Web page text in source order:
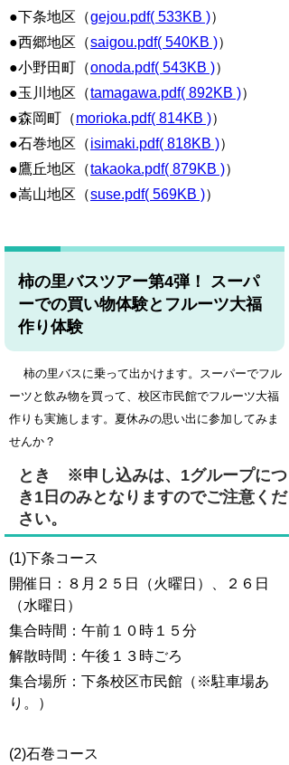
●下条地区（gejou.pdf( 533KB )）
●西郷地区（saigou.pdf( 540KB )）
●小野田町（onoda.pdf( 543KB )）
●玉川地区（tamagawa.pdf( 892KB )）
●森岡町（morioka.pdf( 814KB )）
●石巻地区（isimaki.pdf( 818KB )）
●鷹丘地区（takaoka.pdf( 879KB )）
●嵩山地区（suse.pdf( 569KB )）
柿の里バスツアー第4弾！ スーパ
ーでの買い物体験とフルーツ大福
作り体験
柿の里バスに乗って出かけます。スーパーでフル
ーツと飲み物を買って、校区市民館でフルーツ大福
作りも実施します。夏休みの思い出に参加してみま
せんか？
とき ※申し込みは、1グループにつ
き1日のみとなりますのでご注意くだ
さい。
(1)下条コース
開催日：８月２５日（火曜日）、２６日
（水曜日）
集合時間：午前１０時１５分
解散時間：午後１３時ごろ
集合場所：下条校区市民館（ ※駐車場あ
り。
）
(2)石巻コース